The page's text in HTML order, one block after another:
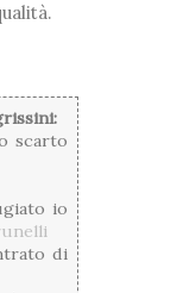
scarto
io
di